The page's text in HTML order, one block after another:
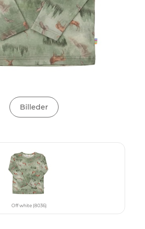
Billeder
Off white (8036)